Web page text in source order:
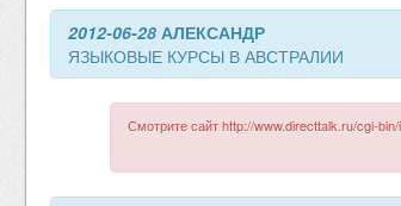
2012-06-28 АЛЕКСАНДР
ЯЗЫКОВЫЕ КУРСЫ В АВСТРАЛИИ
Смотрите сайт http://www.directtalk.ru/cgi-